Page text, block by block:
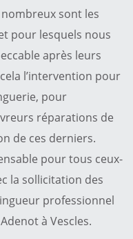
sont les
pour lesquels nous
après leurs
l’intervention pour
pour
réparations de
de ces derniers.
pour tous ceux-
la sollicitation des
professionnel
à Vescles.